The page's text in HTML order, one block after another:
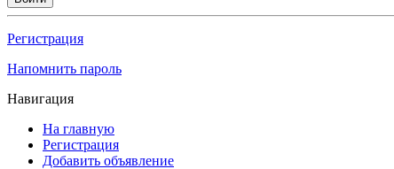
Регистрация
Напомнить пароль
Навигация
На главную
Регистрация
Добавить объявление